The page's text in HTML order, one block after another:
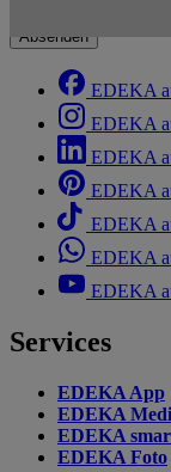
Absenden
EDEKA
EDEKA
EDEKA
EDEKA
EDEKA
EDEKA
EDEKA
Services
EDEKA App
EDEKA
EDEKA
EDEKA Foto